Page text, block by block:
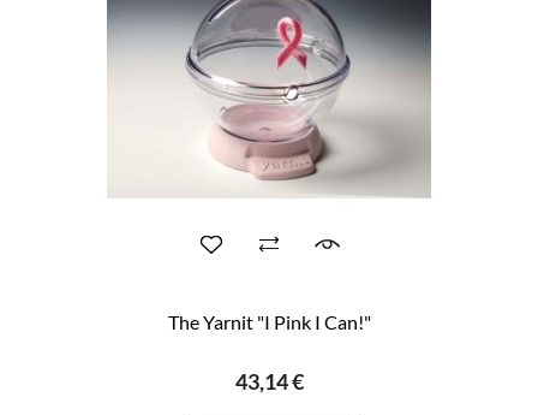
The Yarnit "I Pink I Can!"
43,14 €